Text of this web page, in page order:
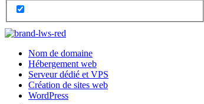
Nom de domaine
Hébergement web
Serveur dédié et VPS
Création de sites web
WordPress